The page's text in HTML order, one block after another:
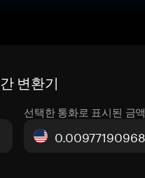
변환기
선택한 통화로 표시된 금액